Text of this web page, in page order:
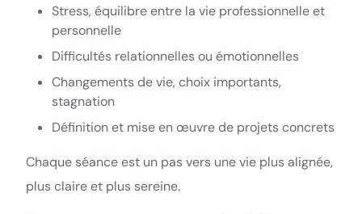
Stress, équilibre entre la vie professionnelle et
personnelle
Difficultés relationnelles ou émotionnelles
Changements de vie, choix importants,
stagnation
Définition et mise en œuvre de projets concrets
Chaque séance est un pas vers une vie plus alignée,
plus claire et plus sereine.